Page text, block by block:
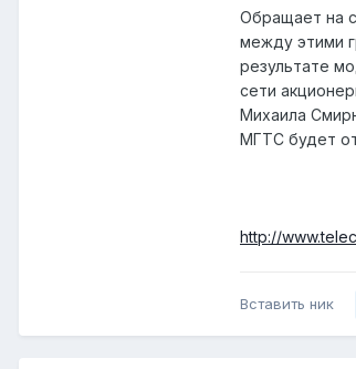
Обращает на
между этими
результате
сети
Михаила
МГТС будет
http://
Вставить ник